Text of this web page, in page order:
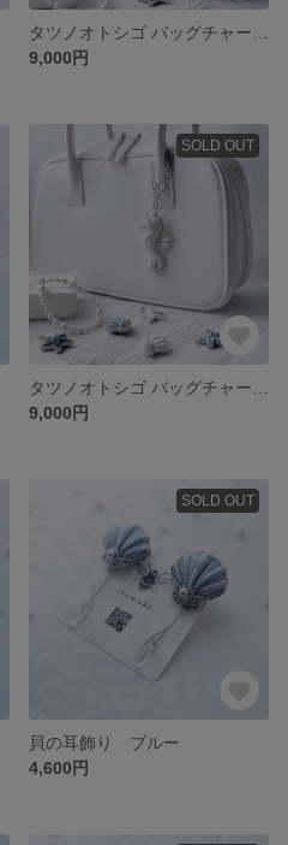
9,000円
SOLD OUT
9,000円
SOLD OUT
貝の耳飾り ブルー
4,600円